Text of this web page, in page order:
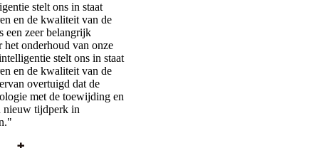
stelt ons in staat
en de kwaliteit van de
een zeer belangrijk
onderhoud van onze
stelt ons in staat
en de kwaliteit van de
overtuigd dat de
met de toewijding en
nieuw tijdperk in